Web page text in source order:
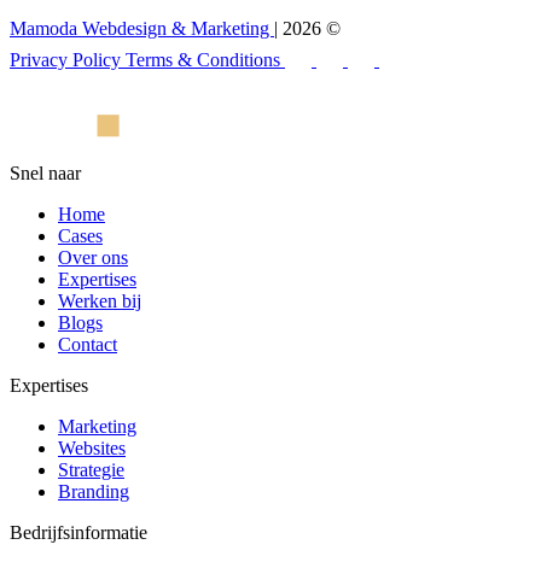
Mamoda Webdesign & Marketing | 2026 ©
Privacy Policy Terms & Conditions
Snel naar
Home
Cases
Over ons
Expertises
Werken bij
Blogs
Contact
Expertises
Marketing
Websites
Strategie
Branding
Bedrijfsinformatie